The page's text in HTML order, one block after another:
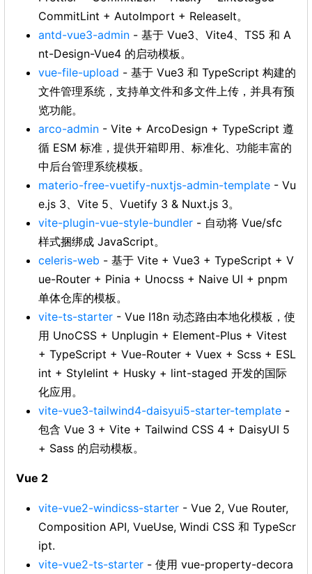
CommitLint + AutoImport + ReleaseIt。
antd-vue3-admin - 基于 Vue3、Vite4、TS5 和 A
nt-Design-Vue4 的启动模板。
vue-file-upload - 基于 Vue3 和 TypeScript 构建的
文件管理系统，支持单文件和多文件上传，并具有预
览功能。
arco-admin - Vite + ArcoDesign + TypeScript 遵
循 ESM 标准，提供开箱即用、标准化、功能丰富的
中后台管理系统模板。
materio-free-vuetify-nuxtjs-admin-template - Vu
e.js 3、Vite 5、Vuetify 3 & Nuxt.js 3。
vite-plugin-vue-style-bundler - 自动将 Vue/sfc
样式捆绑成 JavaScript。
celeris-web - 基于 Vite + Vue3 + TypeScript + V
ue-Router + Pinia + Unocss + Naive UI + pnpm
单体仓库的模板。
vite-ts-starter - Vue I18n 动态路由本地化模板，使
用 UnoCSS + Unplugin + Element-Plus + Vitest
+ TypeScript + Vue-Router + Vuex + Scss + ESL
int + Stylelint + Husky + lint-staged 开发的国际
化应用。
vite-vue3-tailwind4-daisyui5-starter-template -
包含 Vue 3 + Vite + Tailwind CSS 4 + DaisyUI 5
+ Sass 的启动模板。
Vue 2
vite-vue2-windicss-starter - Vue 2, Vue Router,
Composition API, VueUse, Windi CSS 和 TypeScr
ipt.
vite-vue2-ts-starter - 使用 vue-property-decora